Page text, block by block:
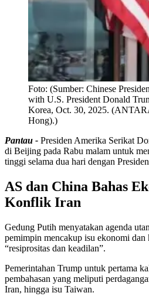
Foto: (Sumber: Chinese
with U.S. President Donald
Korea, Oct. 30, 2025.
Hong).)
Pantau - Presiden Amerika Serikat
di Beijing pada Rabu malam untuk
tinggi selama dua hari dengan
AS dan China Bahas
Konflik Iran
Gedung Putih menyatakan agenda
pemimpin mencakup isu ekonomi dan
“resiprositas dan keadilan”.
Pemerintahan Trump untuk pertama
pembahasan yang meliputi
Iran, hingga isu Taiwan.